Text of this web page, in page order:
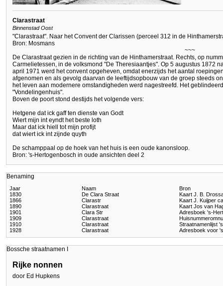
Clarastraat
Binnenstad Oost
"Clarastraat". Naar het Convent der Clarissen (perceel 312 in de
Bron: Mosmans
~~~
De Clarastraat gezien in de richting van de Hinthamerstraat. Rechts, op
Carmelietessen, in de volksmond "De Theresiaantjes". Op 5 augustus 1872
april 1971 werd het convent opgeheven, omdat enerzijds het aantal
afgenomen en als gevolg daarvan de leeftijdsopbouw van de groep steeds
het leven aan modernere omstandigheden werd nagestreefd. Het
"Vondelingenhuis".
Boven de poort stond destijds het volgende vers:
Hetgene dat ick gaff ten dienste van Godt
Wiert mijn int eyndt het beste loth
Maar dat ick hiell tot mijn profijt
dat wiert ick int zijnde quyth
De schamppaal op de hoek van het huis is een oude kanonsloop.
Bron: 's-Hertogenbosch in oude ansichten deel 2
Benaming
Jaar Naam
Bron
1830
De Clara Straat
Kaart J. B.
1866
Clarastr
Kaart J. Kuijper
1890
Clarastraat
Kaart Jos van
1901
Clara Str
Adresboek 's-
1909
Clarastraat
1910
Clarastraat
Straatnamenlijst
1928
Clarastraat Adresboek voor
Bossche straatnamen I
Rijke nonnen
door Ed Hupkens